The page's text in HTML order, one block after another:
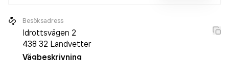
Besöksadress
Idrottsvägen 2
438 32 Landvetter
Vägbeskrivning